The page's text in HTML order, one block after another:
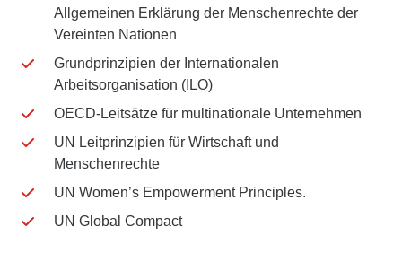
Allgemeinen Erklärung der Menschenrechte der
Vereinten Nationen
Grundprinzipien der Internationalen
Arbeitsorganisation (ILO)
OECD-Leitsätze für multinationale Unternehmen
UN Leitprinzipien für Wirtschaft und
Menschenrechte
UN Women’s Empowerment Principles.
UN Global Compact